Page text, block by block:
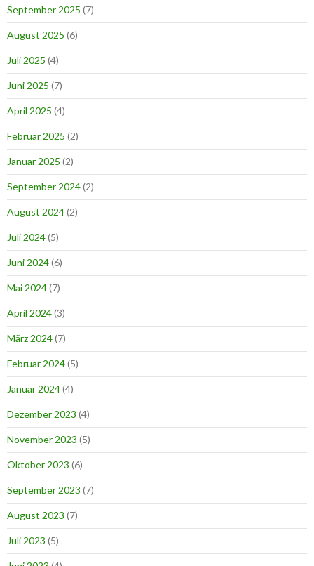
September 2025 (7)
August 2025 (6)
Juli 2025 (4)
Juni 2025 (7)
April 2025 (4)
Februar 2025 (2)
Januar 2025 (2)
September 2024(2)
August 2024(2)
Juli 2024(5)
Juni 2024(6)
Mai 2024(7)
April 2024(3)
März 2024(7)
Februar 2024(5)
Januar 2024(4)
Dezember 2023 (4)
November 2023 (5)
Oktober 2023 (6)
September 2023 (7)
August 2023 (7)
Juli 2023 (5)